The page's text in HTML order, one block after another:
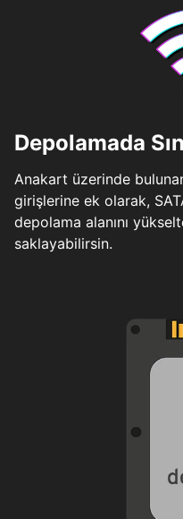
Depolamada
Anakart üzerinde
girişlerine ek olarak,
depolama alanını
saklayabilirsin.